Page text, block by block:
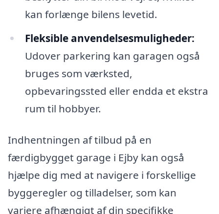
kan forlænge bilens levetid.
Fleksible anvendelsesmuligheder:
Udover parkering kan garagen også
bruges som værksted,
opbevaringssted eller endda et ekstra
rum til hobbyer.
Indhentningen af tilbud på en
færdigbygget garage i Ejby kan også
hjælpe dig med at navigere i forskellige
byggeregler og tilladelser, som kan
variere afhængigt af din specifikke